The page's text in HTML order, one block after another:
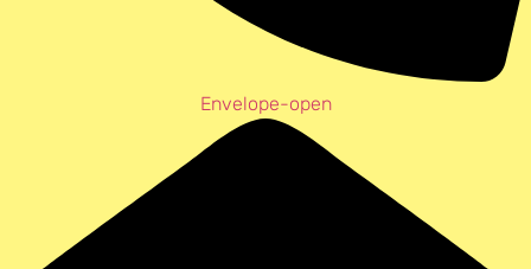
Envelope-open